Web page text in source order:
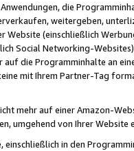
die
weitergeben,
Website (einschließlich
Social Networking-
auf die Programminhalte an
mit Ihrem Partner-Tag
mehr auf einer Amazon-
umgehend von Ihrer
einschließlich in den